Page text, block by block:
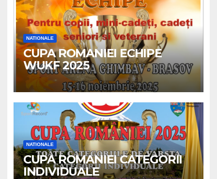
NATIONALE
CUPA ROMANIEI ECHIPE
WUKF 2025
NATIONALE
CUPA ROMANIEI CATEGORII
INDIVIDUALE